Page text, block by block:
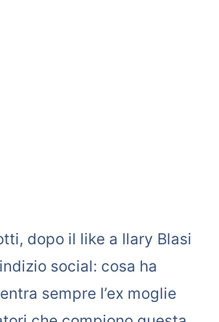
dopo il like a Ilary Blasi
social: cosa ha
sempre l’ex moglie